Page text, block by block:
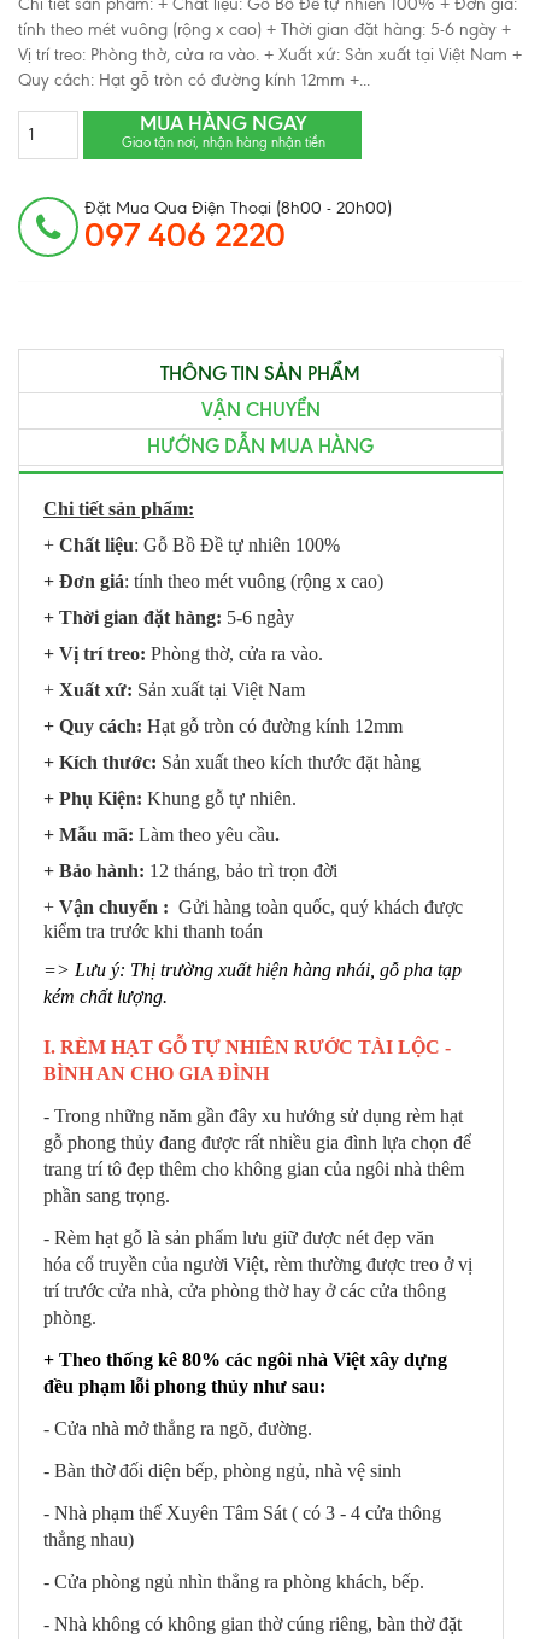
Chi tiết sản phẩm: + Chất liệu: Gỗ Bồ Đề tự nhiên 100% + Đơn giá:
tính theo mét vuông (rộng x cao) + Thời gian đặt hàng: 5-6 ngày +
Vị trí treo: Phòng thờ, cửa ra vào. + Xuất xứ: Sản xuất tại Việt Nam +
Quy cách: Hạt gỗ tròn có đường kính 12mm +...
MUA HÀNG NGAY
Giao tận nơi, nhận hàng nhận tiền
Đặt Mua Qua Điện Thoại (8h00 - 20h00)
097 406 2220
THÔNG TIN SẢN PHẨM
VẬN CHUYỂN
HƯỚNG DẪN MUA HÀNG
Chi tiết sản phẩm:
+ Chất liệu: Gỗ Bồ Đề tự nhiên 100%
+ Đơn giá: tính theo mét vuông (rộng x cao)
+ Thời gian đặt hàng: 5-6 ngày
+ Vị trí treo: Phòng thờ, cửa ra vào.
+ Xuất xứ: Sản xuất tại Việt Nam
+ Quy cách: Hạt gỗ tròn có đường kính 12mm
+ Kích thước: Sản xuất theo kích thước đặt hàng
+ Phụ Kiện: Khung gỗ tự nhiên.
+ Mẫu mã: Làm theo yêu cầu.
+ Bảo hành: 12 tháng, bảo trì trọn đời
+ Vận chuyển : Gửi hàng toàn quốc, quý khách được
kiểm tra trước khi thanh toán
=> Lưu ý: Thị trường xuất hiện hàng nhái, gỗ pha tạp
kém chất lượng.
I. RÈM HẠT GỖ TỰ NHIÊN RƯỚC TÀI LỘC -
BÌNH AN CHO GIA ĐÌNH
- Trong những năm gần đây xu hướng sử dụng rèm hạt
gỗ phong thủy đang được rất nhiều gia đình lựa chọn để
trang trí tô đẹp thêm cho không gian của ngôi nhà thêm
phần sang trọng.
- Rèm hạt gỗ là sản phẩm lưu giữ được nét đẹp văn
hóa cổ truyền của người Việt, rèm thường được treo ở vị
trí trước cửa nhà, cửa phòng thờ hay ở các cửa thông
phòng.
+ Theo thống kê 80% các ngôi nhà Việt xây dựng
đều phạm lỗi phong thủy như sau:
- Cửa nhà mở thẳng ra ngõ, đường.
- Bàn thờ đối diện bếp, phòng ngủ, nhà vệ sinh
- Nhà phạm thế Xuyên Tâm Sát ( có 3 - 4 cửa thông
thẳng nhau)
- Cửa phòng ngủ nhìn thẳng ra phòng khách, bếp.
- Nhà không có không gian thờ cúng riêng, bàn thờ đặt